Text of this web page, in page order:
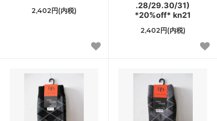
2,402円(内税)
.28/29.30/31)
*20%off* kn21
2,402円(内税)